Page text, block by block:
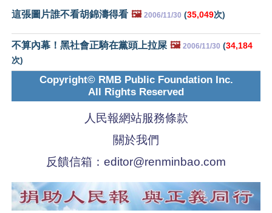
這張圖片誰不看胡錦濤得看 🖼️ 2006/11/30 (35,049次)
不算內幕！黑社會正騎在黨頭上拉屎 🖼️ 2006/11/30 (34,184
次)
Copyright© RMB Public Foundation Inc.
All Rights Reserved
人民報網站服務條款
關於我們
反饋信箱： editor@renminbao.com